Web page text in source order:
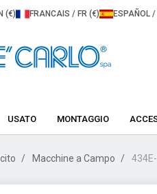
(€) FRANCAIS / FR (€) ESPAÑOL
USATO MONTAGGIO
Macchine a Campo